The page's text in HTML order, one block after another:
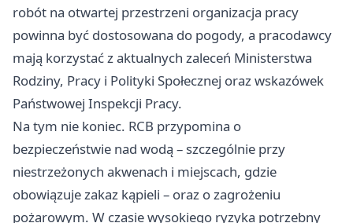
robót na otwartej przestrzeni organizacja pracy
powinna być dostosowana do pogody, a pracodawcy
mają korzystać z aktualnych zaleceń Ministerstwa
Rodziny, Pracy i Polityki Społecznej oraz wskazówek
Państwowej Inspekcji Pracy.
Na tym nie koniec. RCB przypomina o
bezpieczeństwie nad wodą – szczególnie przy
niestrzeżonych akwenach i miejscach, gdzie
obowiązuje zakaz kąpieli – oraz o zagrożeniu
pożarowym. W czasie wysokiego ryzyka potrzebny